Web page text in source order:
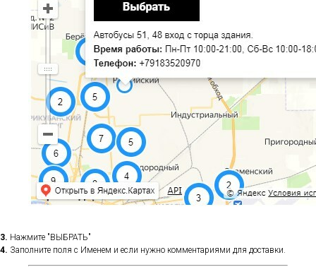
3. Нажмите "ВЫБРАТЬ"
4. Заполните поля с Именем и если нужно комментариями для доставки.